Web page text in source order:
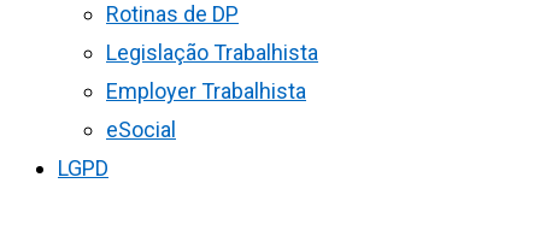
Rotinas de DP
Legislação Trabalhista
Employer Trabalhista
eSocial
LGPD